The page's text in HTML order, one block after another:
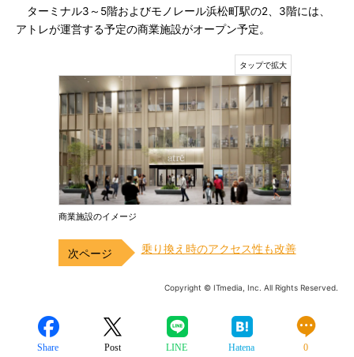
ターミナル3～5階およびモノレール浜松町駅の2、3階には、
アトレが運営する予定の商業施設がオープン予定。
商業施設のイメージ
乗り換え時のアクセス性も改善
Copyright © ITmedia, Inc. All Rights Reserved.
Share Post LINE Hatena 0